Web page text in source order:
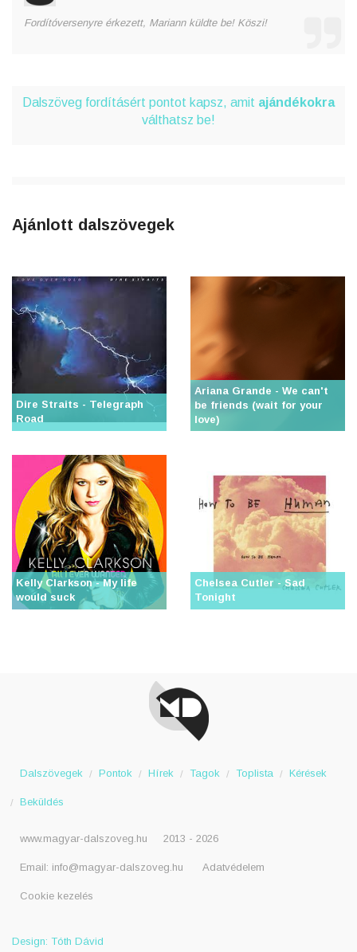
Fordítóversenyre érkezett, Mariann küldte be! Köszi!
Dalszöveg fordításért pontot kapsz, amit ajándékokra
válthatsz be!
Ajánlott dalszövegek
Dire Straits - Telegraph
Road
Ariana Grande - We can't
be friends (wait for your
love)
Kelly Clarkson - My life
would suck
Chelsea Cutler - Sad
Tonight
Dalszövegek Pontok Hírek Tagok Toplista Kérések
Beküldés
www.magyar-dalszoveg.hu 2013 - 2026
Email: info@magyar-dalszoveg.hu Adatvédelem
Cookie kezelés
Design: Tóth Dávid